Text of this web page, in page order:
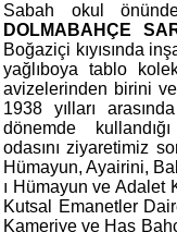
Sabah okul
DOLMABAHÇE
Boğaziçi kıyısında
yağlıboya tablo
avizelerinden birini
1938 yılları
dönemde
odasını ziyaretimiz
Hümayun, Ayairini,
ı Hümayun ve Adalet
Kutsal Emanetler
Kameriye ve Has